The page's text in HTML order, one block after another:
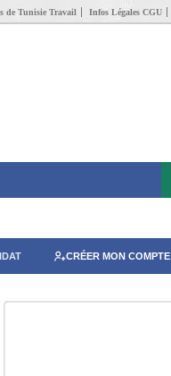
de Tunisie Travail Infos Légales CGU
CRÉER MON COMPTE